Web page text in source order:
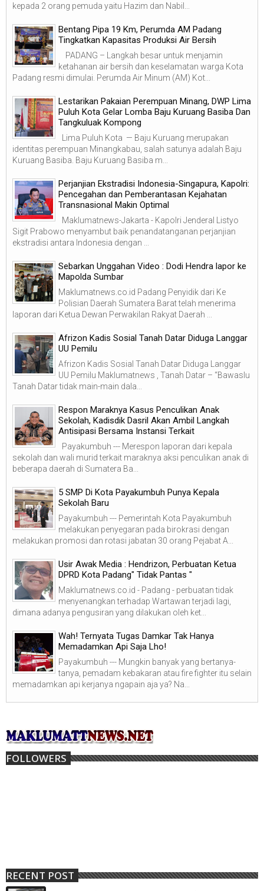
kepada 2 orang pemuda yaitu Hazim dan Nabil...
‎Bentang Pipa 19 Km, Perumda AM Padang
Tingkatkan Kapasitas Produksi Air Bersih
‎ ‎ PADANG – Langkah besar untuk menjamin
ketahanan air bersih dan keselamatan warga Kota
Padang resmi dimulai. Perumda Air Minum (AM) Kot...
Lestarikan Pakaian Perempuan Minang, DWP Lima
Puluh Kota Gelar Lomba Baju Kuruang Basiba Dan
Tangkuluak Kompong
Lima Puluh Kota — Baju Kuruang merupakan
identitas perempuan Minangkabau, salah satunya adalah Baju
Kuruang Basiba. Baju Kuruang Basiba m...
Perjanjian Ekstradisi Indonesia-Singapura, Kapolri:
Pencegahan dan Pemberantasan Kejahatan
Transnasional Makin Optimal
Maklumatnews-Jakarta - Kapolri Jenderal Listyo
Sigit Prabowo menyambut baik penandatanganan perjanjian
ekstradisi antara Indonesia dengan ...
Sebarkan Unggahan Video : Dodi Hendra lapor ke
Mapolda Sumbar
Maklumatnews.co.id Padang Penyidik dari Ke
Polisian Daerah Sumatera Barat telah menerima
laporan dari Ketua Dewan Perwakilan Rakyat Daerah ...
Afrizon Kadis Sosial Tanah Datar Diduga Langgar
UU Pemilu
Afrizon Kadis Sosial Tanah Datar Diduga Langgar
UU Pemilu Maklumatnews , Tanah Datar – “Bawaslu
Tanah Datar tidak main-main dala...
Respon Maraknya Kasus Penculikan Anak
Sekolah, Kadisdik Dasril Akan Ambil Langkah
Antisipasi Bersama Instansi Terkait
Payakumbuh --- Merespon laporan dari kepala
sekolah dan wali murid terkait maraknya aksi penculikan anak di
beberapa daerah di Sumatera Ba...
5 SMP Di Kota Payakumbuh Punya Kepala
Sekolah Baru
Payakumbuh --- Pemerintah Kota Payakumbuh
melakukan penyegaran pada birokrasi dengan
melakukan promosi dan rotasi jabatan 30 orang Pejabat A...
Usir Awak Media : Hendrizon, Perbuatan Ketua
DPRD Kota Padang" Tidak Pantas "
Maklumatnews.co.id - Padang - perbuatan tidak
menyenangkan terhadap Wartawan terjadi lagi,
dimana adanya pengusiran yang dilakukan oleh ket...
Wah! Ternyata Tugas Damkar Tak Hanya
Memadamkan Api Saja Lho!
Payakumbuh --- Mungkin banyak yang bertanya-
tanya, pemadam kebakaran atau fire fighter itu selain
memadamkan api kerjanya ngapain aja ya? Na...
FOLLOWERS
RECENT POST